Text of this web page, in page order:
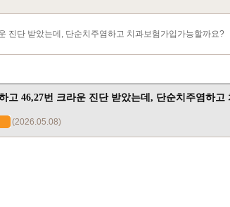
진단 받았는데, 단순치주염하고 치과보험가입가능할까요?
고 46,27번 크라운 진단 받았는데, 단순치주염하고
(2026.05.08)